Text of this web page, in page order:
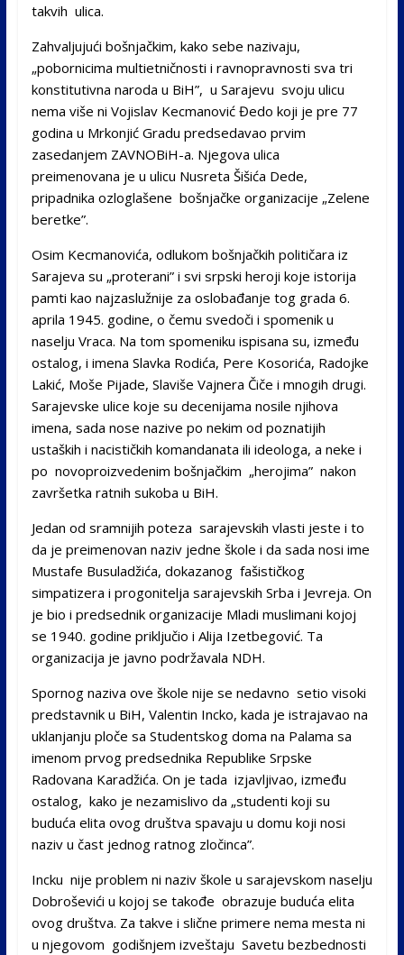
takvih ulica.
Zahvaljujući bošnjačkim, kako sebe nazivaju,
„pobornicima multietničnosti i ravnopravnosti sva tri
konstitutivna naroda u BiH”, u Sarajevu svoju ulicu
nema više ni Vojislav Kecmanović Đedo koji je pre 77
godina u Mrkonjić Gradu predsedavao prvim
zasedanjem ZAVNOBiH-a. Njegova ulica
preimenovana je u ulicu Nusreta Šišića Dede,
pripadnika ozloglašene bošnjačke organizacije „Zelene
beretke”.
Osim Kecmanovića, odlukom bošnjačkih političara iz
Sarajeva su „proterani” i svi srpski heroji koje istorija
pamti kao najzaslužnije za oslobađanje tog grada 6.
aprila 1945. godine, o čemu svedoči i spomenik u
naselju Vraca. Na tom spomeniku ispisana su, između
ostalog, i imena Slavka Rodića, Pere Kosorića, Radojke
Lakić, Moše Pijade, Slaviše Vajnera Čiče i mnogih drugi.
Sarajevske ulice koje su decenijama nosile njihova
imena, sada nose nazive po nekim od poznatijih
ustaških i nacističkih komandanata ili ideologa, a neke i
po novoproizvedenim bošnjačkim „herojima” nakon
završetka ratnih sukoba u BiH.
Jedan od sramnijih poteza sarajevskih vlasti jeste i to
da je preimenovan naziv jedne škole i da sada nosi ime
Mustafe Busuladžića, dokazanog fašističkog
simpatizera i progonitelja sarajevskih Srba i Jevreja. On
je bio i predsednik organizacije Mladi muslimani kojoj
se 1940. godine priključio i Alija Izetbegović. Ta
organizacija je javno podržavala NDH.
Spornog naziva ove škole nije se nedavno setio visoki
predstavnik u BiH, Valentin Incko, kada je istrajavao na
uklanjanju ploče sa Studentskog doma na Palama sa
imenom prvog predsednika Republike Srpske
Radovana Karadžića. On je tada izjavljivao, između
ostalog, kako je nezamislivo da „studenti koji su
buduća elita ovog društva spavaju u domu koji nosi
naziv u čast jednog ratnog zločinca”.
Incku nije problem ni naziv škole u sarajevskom naselju
Dobroševići u kojoj se takođe obrazuje buduća elita
ovog društva. Za takve i slične primere nema mesta ni
u njegovom godišnjem izveštaju Savetu bezbednosti